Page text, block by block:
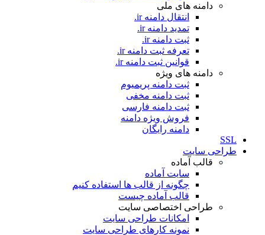
دامنه های ملی
انتقال دامنه ir.
تمدید دامنه ir.
ثبت دامنه ir.
تعرفه ثبت دامنه ir.
قوانین ثبت دامنه ir.
دامنه های ویژه
ثبت دامنه پریمیوم
ثبت دامنه مخفی
ثبت دامنه فارسی
فروش ویژه دامنه
دامنه رایگان
SSL
طراحی سايت
قالب آماده
سایت آماده
چگونه از قالب ها استفاده کنیم
قالب آماده چیست
طراحی اختصاصی سایت
امکانات طراحی سایت
نمونه کارهای طراحی سایت